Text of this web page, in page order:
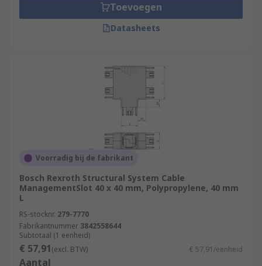
Toevoegen
Datasheets
Voorradig bij de fabrikant
Bosch Rexroth Structural System Cable
ManagementSlot 40 x 40 mm, Polypropylene, 40 mm
L
RS-stocknr. 279-7770
Fabrikantnummer 3842558644
Subtotaal (1 eenheid)
€ 57,91(excl. BTW) € 57,91/eenheid
Aantal